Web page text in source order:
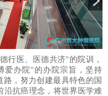
行医、医德共济"的院训，
爱办院"的办院宗旨，坚持
，努力创建最具特色的国
沿抗癌理念，将世界医学难